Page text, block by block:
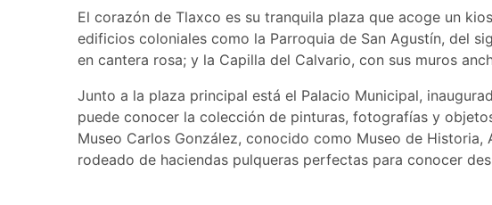
El corazón de Tlaxco es su tranquila plaza que acoge un
edificios coloniales como la Parroquia de San Agustín, del
en cantera rosa; y la Capilla del Calvario, con sus muros
Junto a la plaza principal está el Palacio Municipal,
puede conocer la colección de pinturas, fotografías y
Museo Carlos González, conocido como Museo de
rodeado de haciendas pulqueras perfectas para conocer